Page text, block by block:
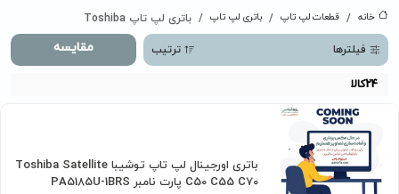
خانه قطعات لپ تاپ باتری لپ تاپ باتری لپ تاپ Toshiba
فیلترها ترتیب مقایسه
24کالا
باتری اورجینال لپ تاپ توشیبا Toshiba Satellite
C50 C55 C70 پارت نامبر PA5185U-1BRS